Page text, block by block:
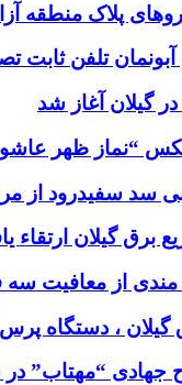
پلاک منطقه
گیلان آغاز شد
“نماز ظهر
از مرز ۱۰۰ گیگاوات‌ساعت عبور
برق گیلان ارتقاء
از معافیت سه
گیلان ، دستگاه
جهادی “مهتاب” در